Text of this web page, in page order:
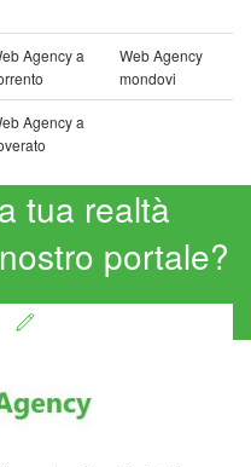
Agency a
Web Agency
mondovi
Agency a
tua realtà
portale?